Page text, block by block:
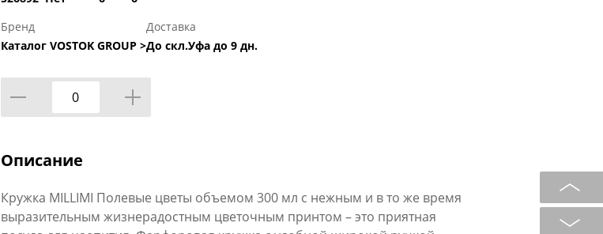
Бренд
Каталог VOSTOK GROUP >
Доставка
До скл.Уфа до 9 дн.
Описание
Кружка MILLIMI Полевые цветы объемом 300 мл с нежным и в то же время
выразительным жизнерадостным цветочным принтом – это приятная